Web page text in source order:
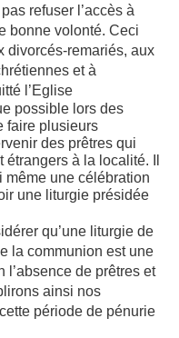
refuser l’accès à
bonne volonté. Ceci
divorcés-remariés, aux
et à
l’Eglise
possible lors des
faire plusieurs
des prêtres qui
à la localité. Il
même une célébration
une liturgie présidée
qu’une liturgie de
la communion est une
de prêtres et
ainsi nos
période de pénurie